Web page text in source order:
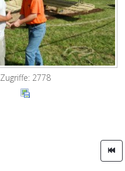
Zugriffe: 2778